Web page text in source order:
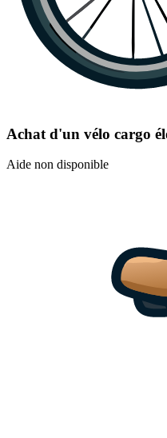
Achat d'un vélo cargo
Aide non disponible